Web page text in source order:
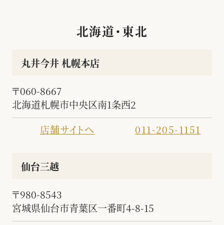
北海道・東北
丸井今井 札幌本店
〒060-8667
北海道札幌市中央区南1条西2
店舗サイトへ
011-205-1151
仙台三越
〒980-8543
宮城県仙台市青葉区一番町4-8-15